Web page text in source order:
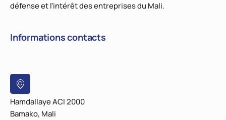
défense et l'intérêt des entreprises du Mali.
Informations contacts
Hamdallaye ACI 2000
Bamako, Mali